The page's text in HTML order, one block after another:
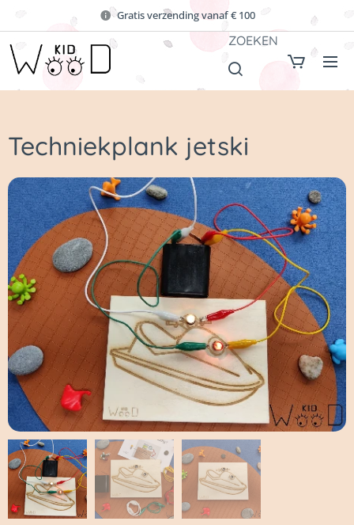
Gratis verzending vanaf € 100
ZOEKEN
Techniekplank jetski